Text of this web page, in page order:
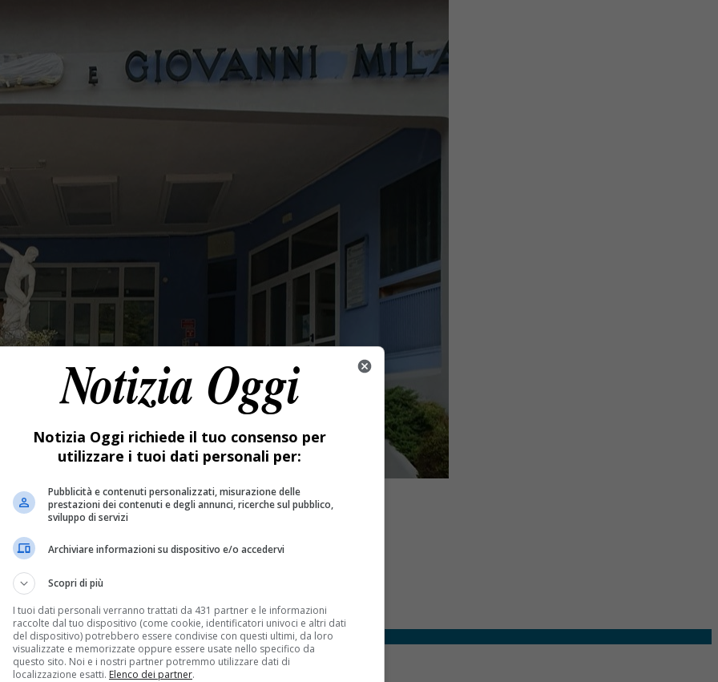
Notizia Oggi richiede il tuo consenso per
utilizzare i tuoi dati personali per:
Pubblicità e contenuti personalizzati, misurazione delle
prestazioni dei contenuti e degli annunci, ricerche sul pubblico,
sviluppo di servizi
Archiviare informazioni su dispositivo e/o accedervi
Scopri di più
I tuoi dati personali verranno trattati da 431 partner e le informazioni
raccolte dal tuo dispositivo (come cookie, identificatori univoci e altri dati
del dispositivo) potrebbero essere condivise con questi ultimi, da loro
visualizzate e memorizzate oppure essere usate nello specifico da
questo sito. Noi e i nostri partner potremmo utilizzare dati di
localizzazione esatti. Elenco dei partner.